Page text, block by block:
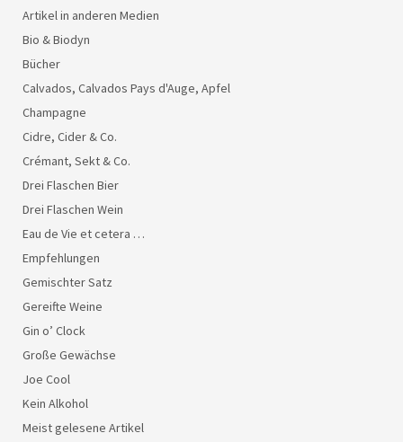
Artikel in anderen Medien
Bio & Biodyn
Bücher
Calvados, Calvados Pays d'Auge, Apfel
Champagne
Cidre, Cider & Co.
Crémant, Sekt & Co.
Drei Flaschen Bier
Drei Flaschen Wein
Eau de Vie et cetera …
Empfehlungen
Gemischter Satz
Gereifte Weine
Gin o’ Clock
Große Gewächse
Joe Cool
Kein Alkohol
Meist gelesene Artikel